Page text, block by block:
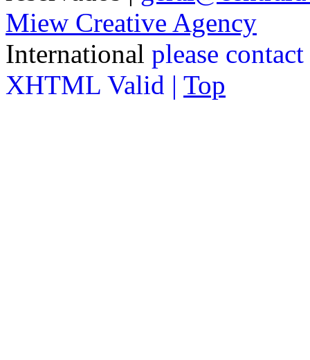
Miew Creative Agency
International please
XHTML Valid | Top